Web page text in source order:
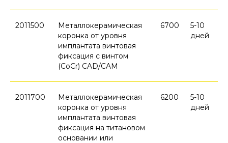
2011500
Металлокерамическая
коронка от уровня
имплантата винтовая
фиксация с винтом
(CoCr) CAD/CAM
6700
5-10
дней
2011700
Металлокерамическая
коронка от уровня
имплантата винтовая
фиксация на титановом
основании или
6200
5-10
дней